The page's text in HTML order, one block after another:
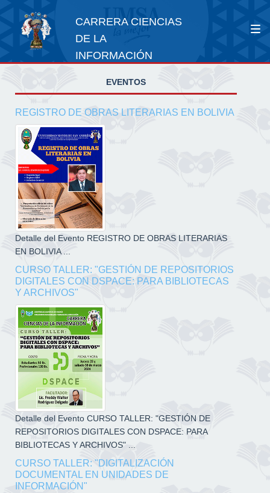
CARRERA CIENCIAS
DE LA
INFORMACIÓN
EVENTOS
REGISTRO DE OBRAS LITERARIAS EN BOLIVIA
Detalle del Evento REGISTRO DE OBRAS LITERARIAS
EN BOLIVIA ...
CURSO TALLER: "GESTIÓN DE REPOSITORIOS
DIGITALES CON DSPACE: PARA BIBLIOTECAS
Y ARCHIVOS"
Detalle del Evento CURSO TALLER: "GESTIÓN DE
REPOSITORIOS DIGITALES CON DSPACE: PARA
BIBLIOTECAS Y ARCHIVOS" ...
CURSO TALLER: "DIGITALIZACIÓN
DOCUMENTAL EN UNIDADES DE
INFORMACIÓN"